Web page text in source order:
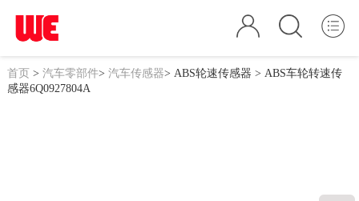
首页> 汽车零部件> 汽车传感器> ABS轮速传感器 > ABS车轮转速传
感器6Q0927804A